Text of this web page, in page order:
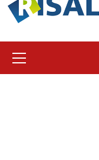
principale